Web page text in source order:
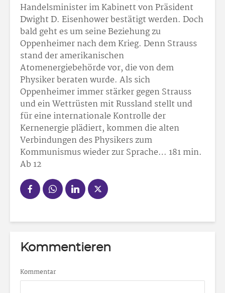
Handelsminister im Kabinett von Präsident
Dwight D. Eisenhower bestätigt werden. Doch
bald geht es um seine Beziehung zu
Oppenheimer nach dem Krieg. Denn Strauss
stand der amerikanischen
Atomenergiebehörde vor, die von dem
Physiker beraten wurde. Als sich
Oppenheimer immer stärker gegen Strauss
und ein Wettrüsten mit Russland stellt und
für eine internationale Kontrolle der
Kernenergie plädiert, kommen die alten
Verbindungen des Physikers zum
Kommunismus wieder zur Sprache… 181 min.
Ab 12
Kommentieren
Kommentar